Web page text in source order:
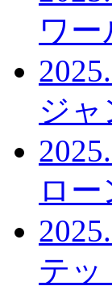
ワ
ジ
ロ
テッ